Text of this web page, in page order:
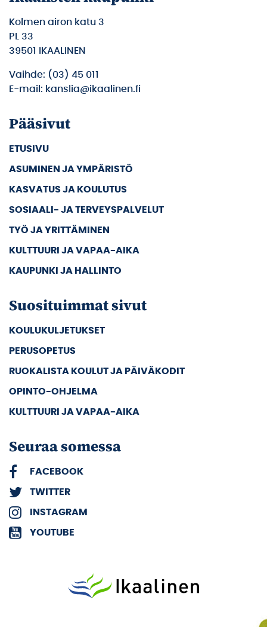
Kolmen airon katu 3
PL 33
39501 IKAALINEN
Vaihde: (03) 45 011
E-mail: kanslia@ikaalinen.fi
Pääsivut
ETUSIVU
ASUMINEN JA YMPÄRISTÖ
KASVATUS JA KOULUTUS
SOSIAALI- JA TERVEYSPALVELUT
TYÖ JA YRITTÄMINEN
KULTTUURI JA VAPAA-AIKA
KAUPUNKI JA HALLINTO
Suosituimmat sivut
KOULUKULJETUKSET
PERUSOPETUS
RUOKALISTA KOULUT JA PÄIVÄKODIT
OPINTO-OHJELMA
KULTTUURI JA VAPAA-AIKA
Seuraa somessa
FACEBOOK
TWITTER
INSTAGRAM
YOUTUBE